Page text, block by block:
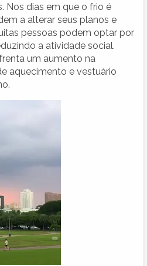
Nos dias em que o frio é
a alterar seus planos e
pessoas podem optar por
a atividade social.
um aumento na
aquecimento e vestuário